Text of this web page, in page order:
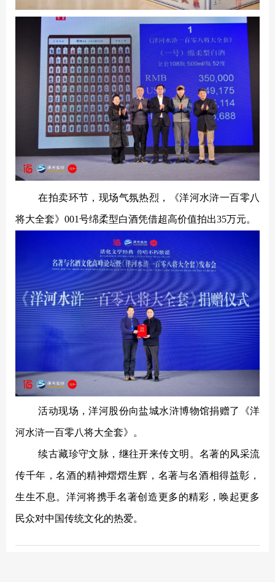
在拍卖环节，现场气氛热烈，《洋河水浒一百零八
将大全套》 001号绵柔型白酒凭借超高价值拍出35万元。
活动现场，洋河股份向盐城水浒博物馆捐赠了《洋
河水浒一百零八将大全套》。
续古藏珍守文脉，继往开来传文明。名著的风采流
传千年，名酒的精神熠熠生辉，名著与名酒相得益彰，
生生不息。洋河将携手名著创造更多的精彩，唤起更多
民众对中国传统文化的热爱。